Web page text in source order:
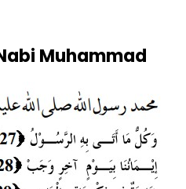
Muhammad